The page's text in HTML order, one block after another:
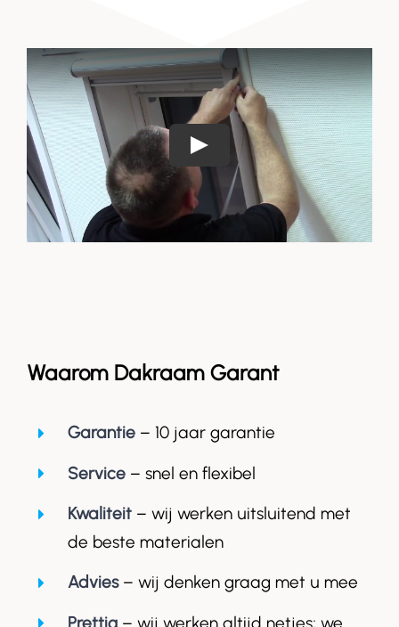
Waarom Dakraam Garant
Garantie– 10 jaar garantie
Service – snel en flexibel
Kwaliteit– wij werken uitsluitend met
de beste materialen
Advies– wij denken graag met u mee
Prettig– wij werken altijd netjes; we